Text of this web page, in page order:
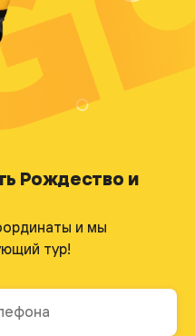
Рождество и
и мы
тур!